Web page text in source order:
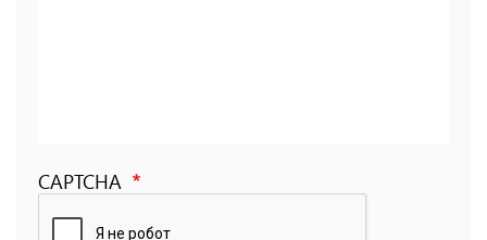
CAPTCHA